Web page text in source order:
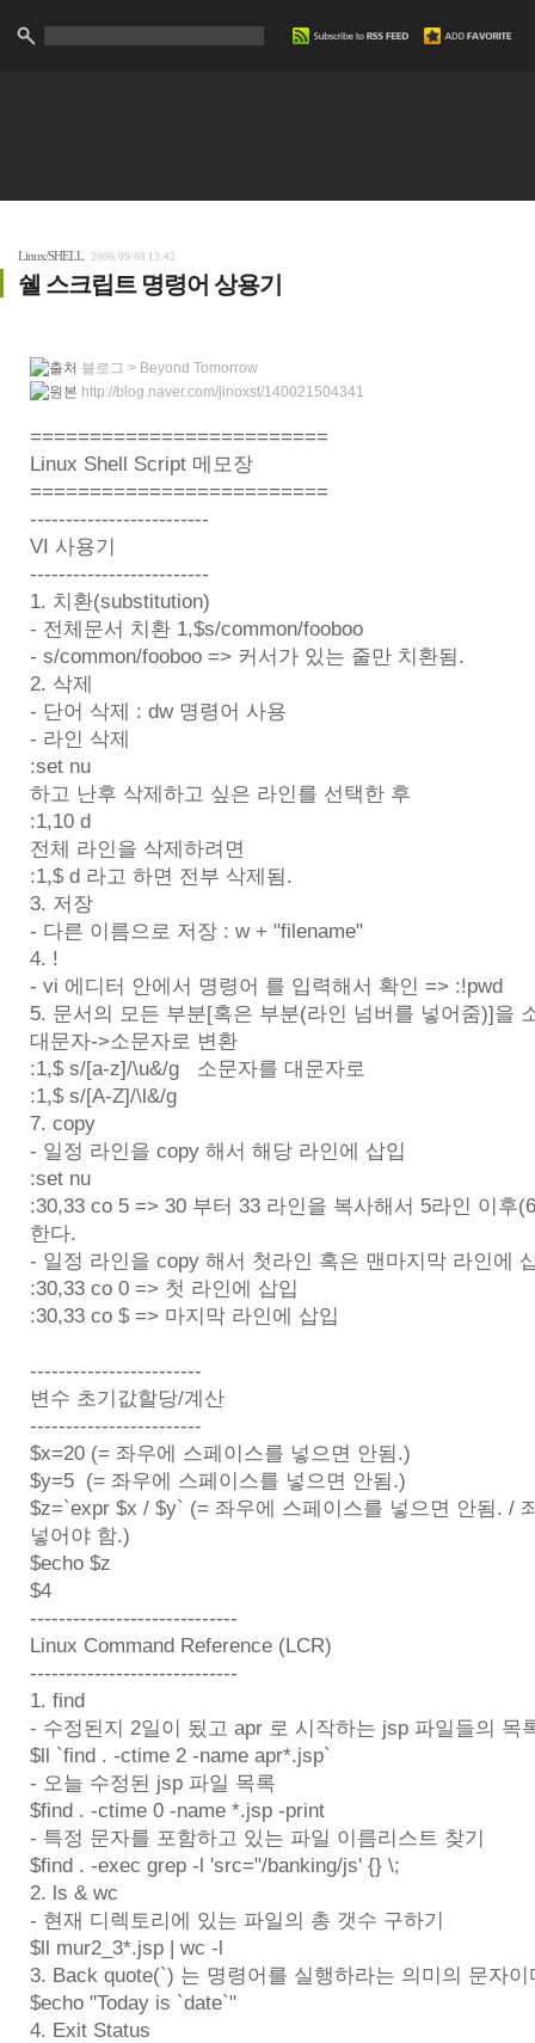
Linux/SHELL 2006/09/08 13:42
쉘 스크립트 명령어 상용기
블로그 > Beyond Tomorrow
http://blog.naver.com/jinoxst/140021504341
=========================
Linux Shell Script 메모장
=========================
-------------------------
VI 사용기
-------------------------
1. 치환(substitution)
- 전체문서 치환 1,$s/common/fooboo
- s/common/fooboo => 커서가 있는 줄만 치환됨.
2. 삭제
- 단어 삭제 : dw 명령어 사용
- 라인 삭제
:set nu
하고 난후 삭제하고 싶은 라인를 선택한 후
:1,10 d
전체 라인을 삭제하려면
:1,$ d 라고 하면 전부 삭제됨.
3. 저장
- 다른 이름으로 저장 : w + "filename"
4. !
- vi 에디터 안에서 명령어 를 입력해서 확인 => :!pwd
5. 문서의 모든 부분[혹은 부분(라인 넘버를 넣어줌)]을
대문자->소문자로 변환
:1,$ s/[a-z]/\u&/g 소문자를 대문자로
:1,$ s/[A-Z]/\l&/g
7. copy
- 일정 라인을 copy 해서 해당 라인에 삽입
:set nu
:30,33 co 5 => 30 부터 33 라인을 복사해서 5라인 이후
한다.
- 일정 라인을 copy 해서 첫라인 혹은 맨마지막 라인에
:30,33 co 0 => 첫 라인에 삽입
:30,33 co $ => 마지막 라인에 삽입
------------------------
변수 초기값할당/계산
------------------------
$x=20 (= 좌우에 스페이스를 넣으면 안됨.)
$y=5 (= 좌우에 스페이스를 넣으면 안됨.)
$z=`expr $x / $y` (= 좌우에 스페이스를 넣으면 안됨. /
넣어야 함.)
$echo $z
$4
-----------------------------
Linux Command Reference (LCR)
-----------------------------
1. find
- 수정된지 2일이 됬고 apr 로 시작하는 jsp 파일들의 목
$ll `find . -ctime 2 -name apr*.jsp`
- 오늘 수정된 jsp 파일 목록
$find . -ctime 0 -name *.jsp -print
- 특정 문자를 포함하고 있는 파일 이름리스트 찾기
$find . -exec grep -l 'src="/banking/js' {} \;
2. ls & wc
- 현재 디렉토리에 있는 파일의 총 갯수 구하기
$ll mur2_3*.jsp | wc -l
3. Back quote(`) 는 명령어를 실행하라는 의미의 문자이
$echo "Today is `date`"
4. Exit Status